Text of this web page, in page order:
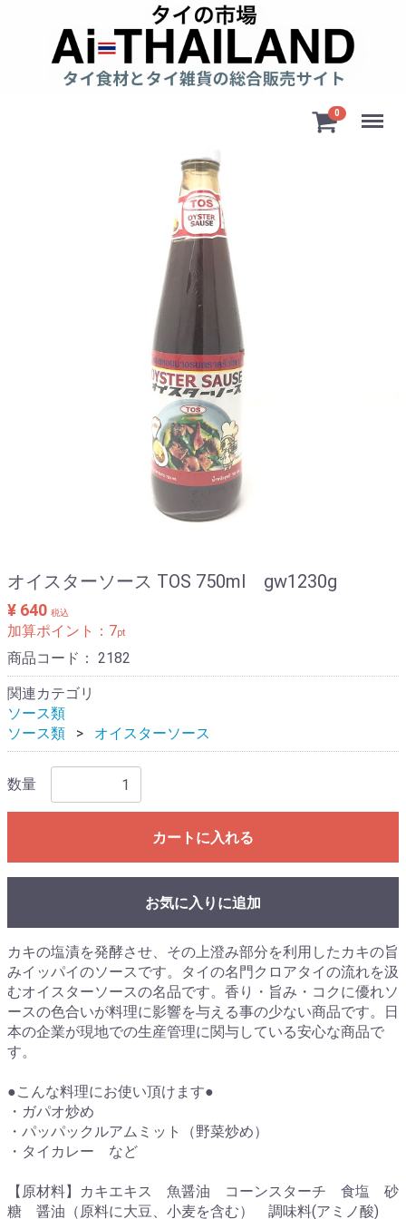
0 Menu
オイスターソース TOS 750ml gw1230g
¥ 640 税込
加算ポイント： 7pt
商品コード： 2182
関連カテゴリ
ソース類
ソース類
オイスターソース
数量
カートに入れる
お気に入りに追加
カキの塩漬を発酵させ、その上澄み部分を利用したカキの旨
みイッパイのソースです。タイの名門クロアタイの流れを汲
むオイスターソースの名品です。香り・旨み・コクに優れソ
ースの色合いが料理に影響を与える事の少ない商品です。日
本の企業が現地での生産管理に関与している安心な商品で
す。
●こんな料理にお使い頂けます●
・ガパオ炒め
・パッパックルアムミット（野菜炒め）
・タイカレー など
【原材料】カキエキス 魚醤油 コーンスターチ 食塩 砂
糖 醤油（原料に大豆、小麦を含む） 調味料(アミノ酸)